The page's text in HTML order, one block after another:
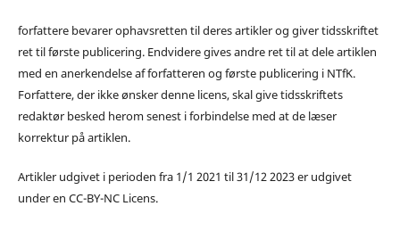
forfattere bevarer ophavsretten til deres artikler og giver tidsskriftet
ret til første publicering. Endvidere gives andre ret til at dele artiklen
med en anerkendelse af forfatteren og første publicering i NTfK.
Forfattere, der ikke ønsker denne licens, skal give tidsskriftets
redaktør besked herom senest i forbindelse med at de læser
korrektur på artiklen.
Artikler udgivet i perioden fra 1/1 2021 til 31/12 2023 er udgivet
under en CC-BY-NC Licens.